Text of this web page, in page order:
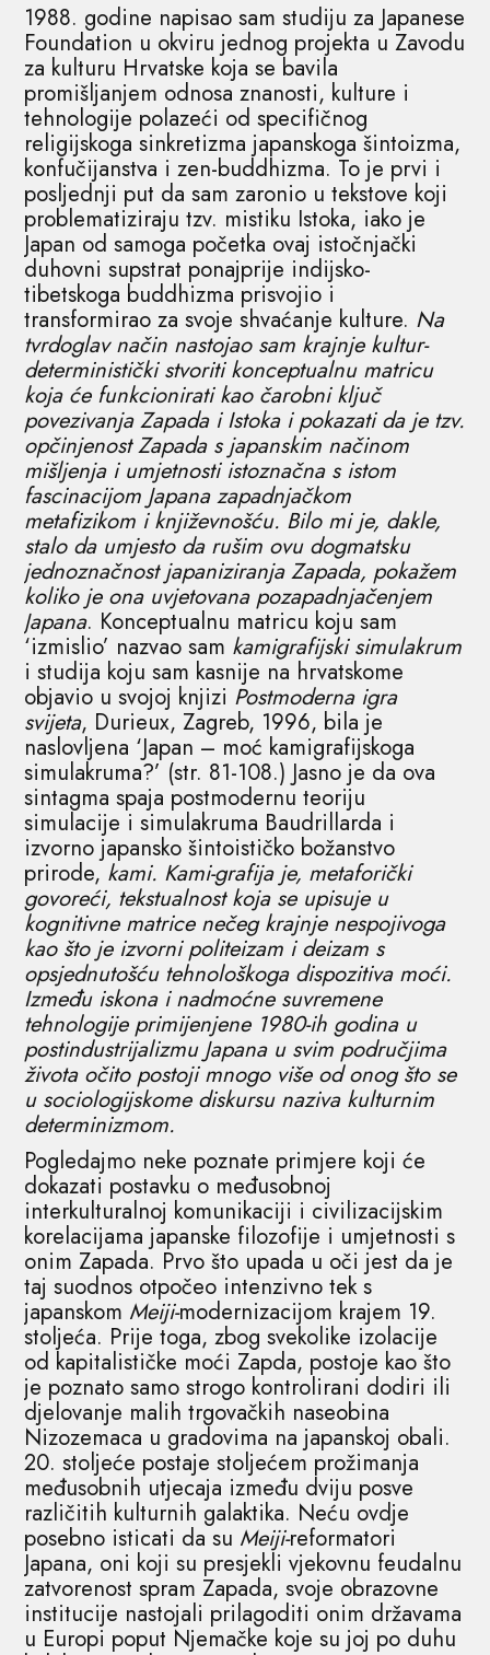
1988. godine napisao sam studiju za Japanese
Foundation u okviru jednog projekta u Zavodu
za kulturu Hrvatske koja se bavila
promišljanjem odnosa znanosti, kulture i
tehnologije polazeći od specifičnog
religijskoga sinkretizma japanskoga šintoizma,
konfučijanstva i zen-buddhizma. To je prvi i
posljednji put da sam zaronio u tekstove koji
problematiziraju tzv. mistiku Istoka, iako je
Japan od samoga početka ovaj istočnjački
duhovni supstrat ponajprije indijsko-
tibetskoga buddhizma prisvojio i
transformirao za svoje shvaćanje kulture. Na
tvrdoglav način nastojao sam krajnje kultur-
deterministički stvoriti konceptualnu matricu
koja će funkcionirati kao čarobni ključ
povezivanja Zapada i Istoka i pokazati da je tzv.
opčinjenost Zapada s japanskim načinom
mišljenja i umjetnosti istoznačna s istom
fascinacijom Japana zapadnjačkom
metafizikom i književnošću. Bilo mi je, dakle,
stalo da umjesto da rušim ovu dogmatsku
jednoznačnost japaniziranja Zapada, pokažem
koliko je ona uvjetovana pozapadnjačenjem
Japana. Konceptualnu matricu koju sam
‘izmislio’ nazvao sam kamigrafijski simulakrum
i studija koju sam kasnije na hrvatskome
objavio u svojoj knjizi Postmoderna igra
svijeta, Durieux, Zagreb, 1996, bila je
naslovljena ‘Japan – moć kamigrafijskoga
simulakruma?’ (str. 81-108.) Jasno je da ova
sintagma spaja postmodernu teoriju
simulacije i simulakruma Baudrillarda i
izvorno japansko šintoističko božanstvo
prirode, kami. Kami-grafija je, metaforički
govoreći, tekstualnost koja se upisuje u
kognitivne matrice nečeg krajnje nespojivoga
kao što je izvorni politeizam i deizam s
opsjednutošću tehnološkoga dispozitiva moći.
Između iskona i nadmoćne suvremene
tehnologije primijenjene 1980-ih godina u
postindustrijalizmu Japana u svim područjima
života očito postoji mnogo više od onog što se
u sociologijskome diskursu naziva kulturnim
determinizmom.
Pogledajmo neke poznate primjere koji će
dokazati postavku o međusobnoj
interkulturalnoj komunikaciji i civilizacijskim
korelacijama japanske filozofije i umjetnosti s
onim Zapada. Prvo što upada u oči jest da je
taj suodnos otpočeo intenzivno tek s
japanskom Meiji-modernizacijom krajem 19.
stoljeća. Prije toga, zbog svekolike izolacije
od kapitalističke moći Zapda, postoje kao što
je poznato samo strogo kontrolirani dodiri ili
djelovanje malih trgovačkih naseobina
Nizozemaca u gradovima na japanskoj obali.
20. stoljeće postaje stoljećem prožimanja
međusobnih utjecaja između dviju posve
različitih kulturnih galaktika. Neću ovdje
posebno isticati da su Meiji-reformatori
Japana, oni koji su presjekli vjekovnu feudalnu
zatvorenost spram Zapada, svoje obrazovne
institucije nastojali prilagoditi onim državama
u Europi poput Njemačke koje su joj po duhu